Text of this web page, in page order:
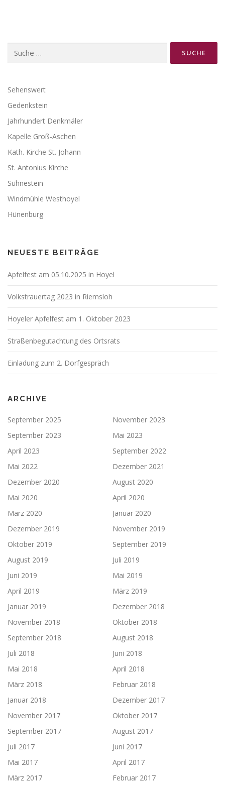
nach:
Sehenswert
Gedenkstein
Jahrhundert Denkmäler
Kapelle Groß-Aschen
Kath. Kirche St. Johann
St. Antonius Kirche
Sühnestein
Windmühle Westhoyel
Hünenburg
NEUESTE BEITRÄGE
Apfelfest am 05.10.2025 in Hoyel
Volkstrauertag 2023 in Riemsloh
Hoyeler Apfelfest am 1. Oktober 2023
Straßenbegutachtung des Ortsrats
Einladung zum 2. Dorfgespräch
ARCHIVE
September 2025
November 2023
September 2023
Mai 2023
April 2023
September 2022
Mai 2022
Dezember 2021
Dezember 2020
August 2020
Mai 2020
April 2020
März 2020
Januar 2020
Dezember 2019
November 2019
Oktober 2019
September 2019
August 2019
Juli 2019
Juni 2019
Mai 2019
April 2019
März 2019
Januar 2019
Dezember 2018
November 2018
Oktober 2018
September 2018
August 2018
Juli 2018
Juni 2018
Mai 2018
April 2018
März 2018
Februar 2018
Januar 2018
Dezember 2017
November 2017
Oktober 2017
September 2017
August 2017
Juli 2017
Juni 2017
Mai 2017
April 2017
März 2017
Februar 2017